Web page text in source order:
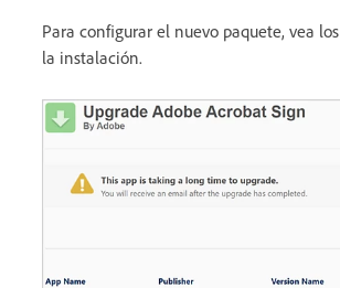
Para configurar el nuevo paquete, vea
la instalación.